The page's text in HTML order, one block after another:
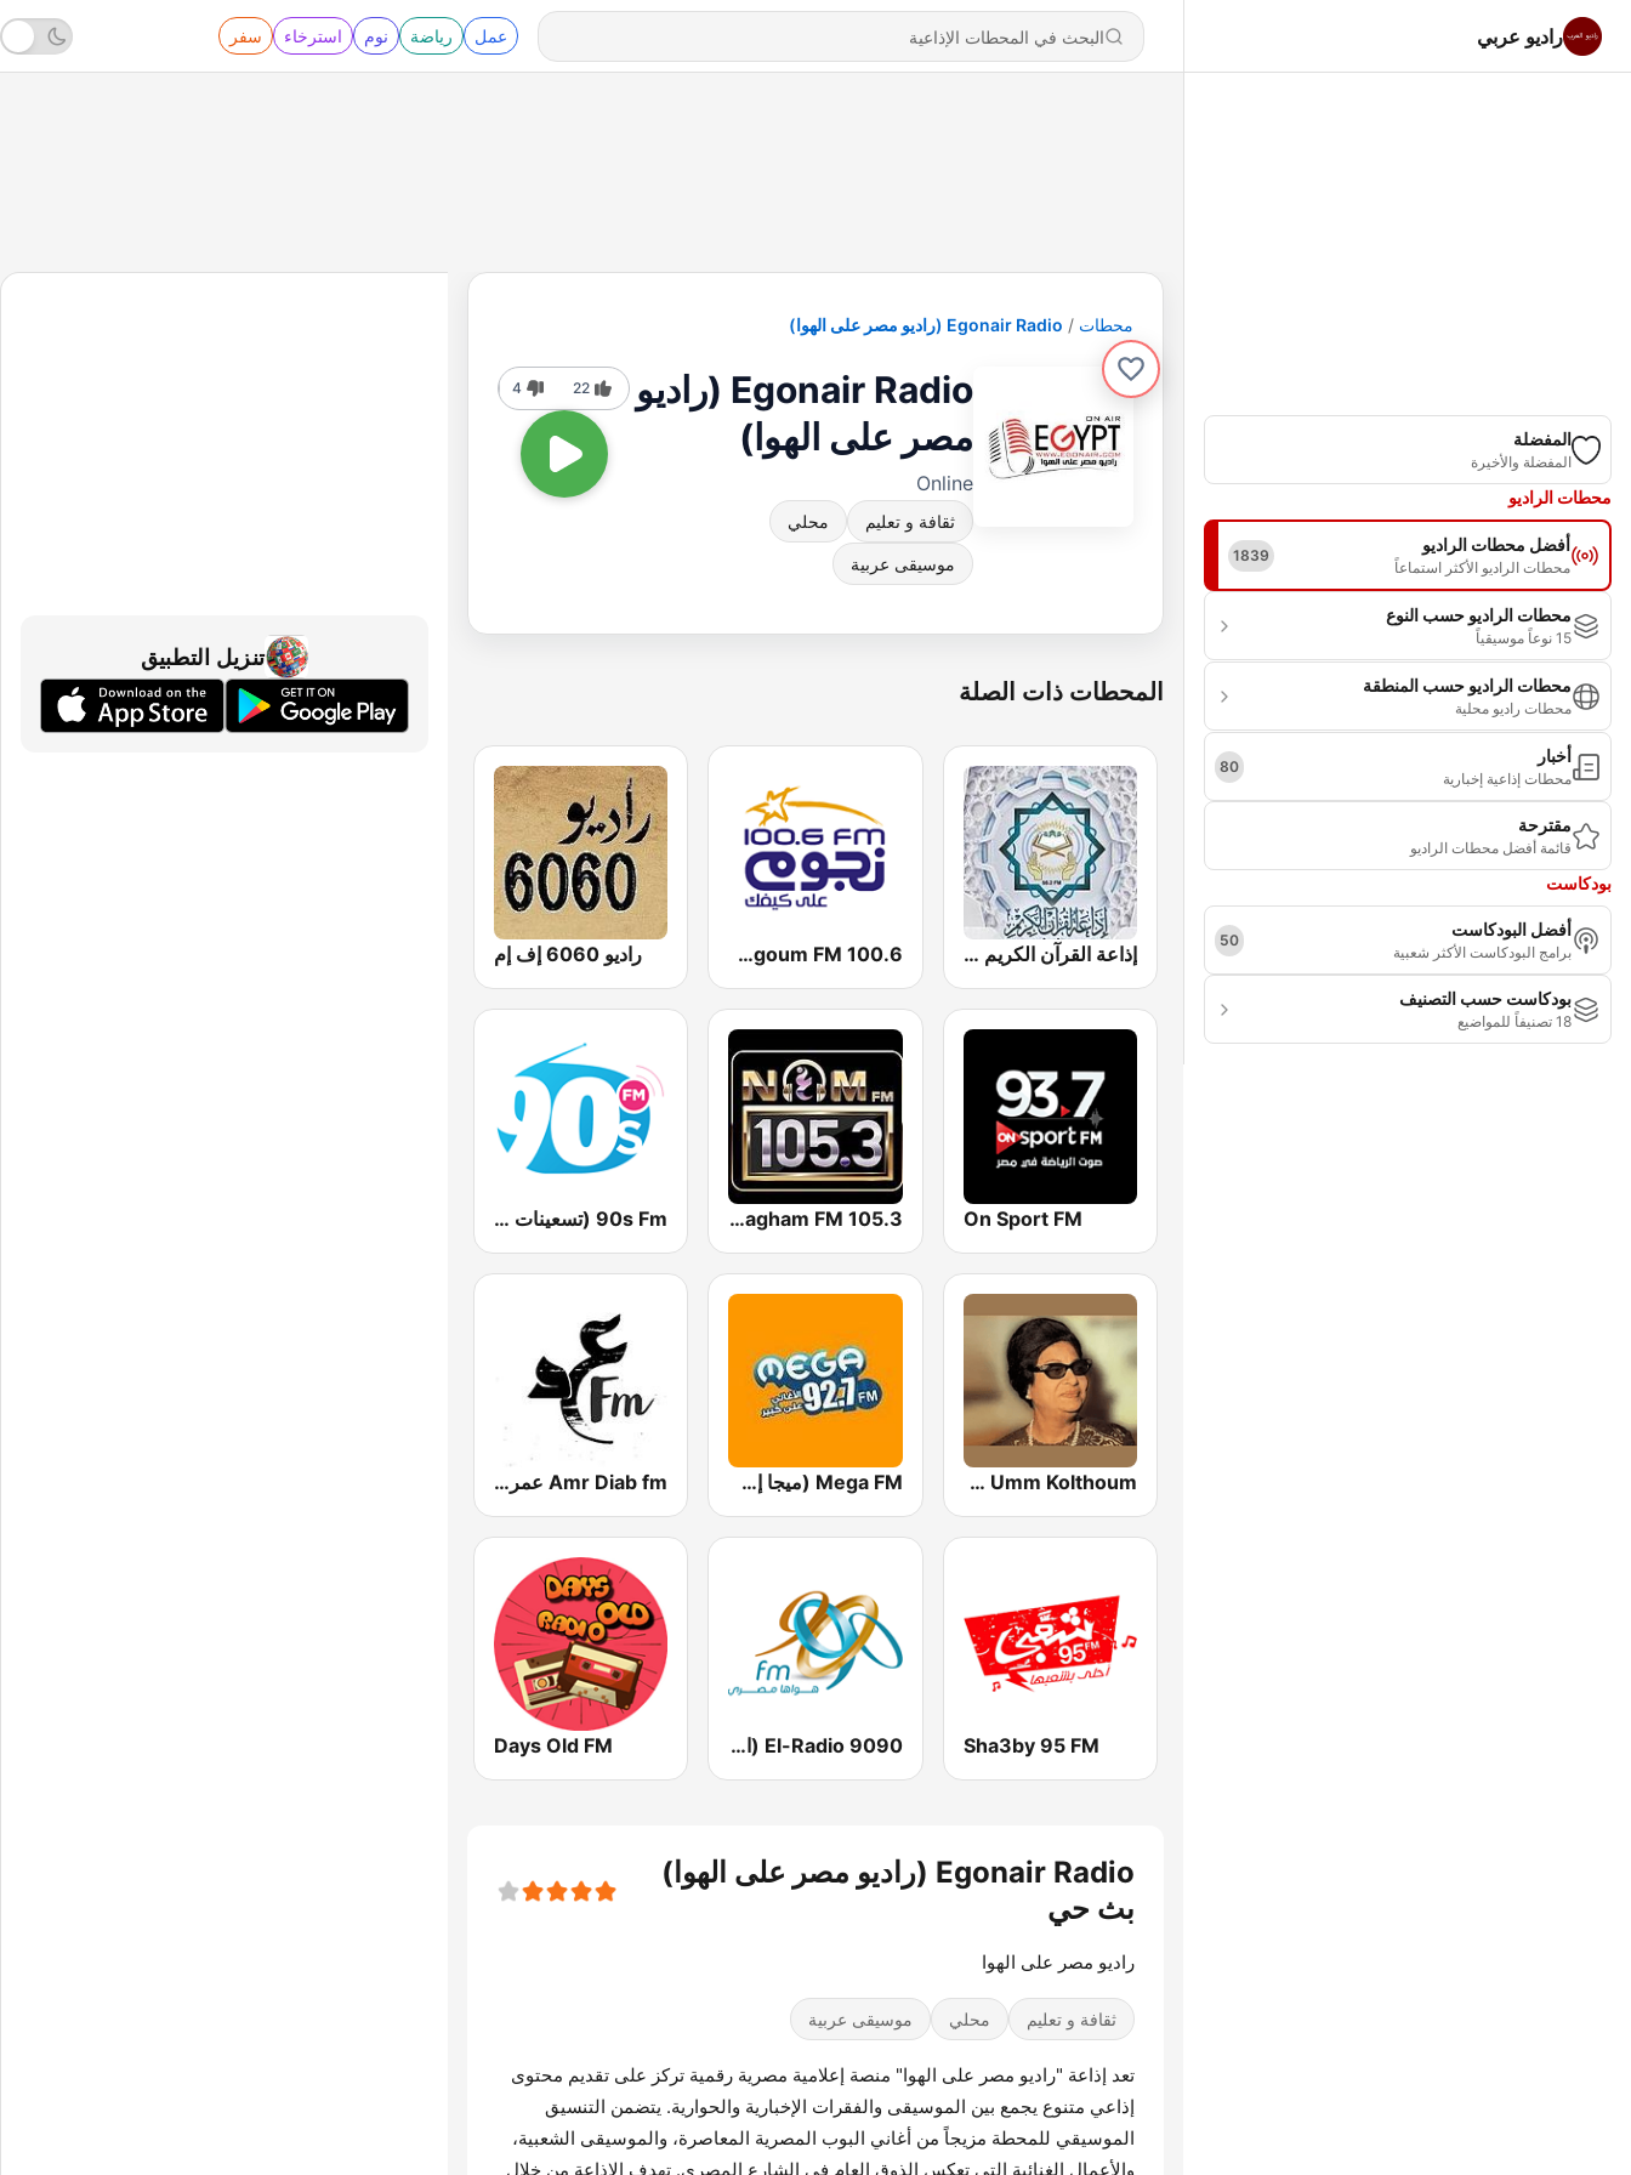
راديو عربي عمل رياضة نوم استرخاء سفر
المفضلة
المفضلة والأخيرة
محطات الراديو
أفضل محطات الراديو
محطات الراديو الأكثر استماعاً
1839
محطات الراديو حسب النوع
15 نوعاً موسيقياً
محطات الراديو حسب المنطقة
محطات راديو محلية
أخبار
محطات إذاعية إخبارية
80
مقترحة
قائمة أفضل محطات الراديو
بودكاست
أفضل البودكاست
برامج البودكاست الأكثر شعبية
50
بودكاست حسب التصنيف
18 تصنيفاً للمواضيع
محطات Egonair Radio (راديو مصر على الهوا)
Egonair Radio (راديو
مصر على الهوا)
Online
ثقافة و تعليم محلي
موسيقى عربية
22
4
المحطات ذات الصلة
إذاعة القرآن الكريم من القاهرة Nogoum FM 100.6 (نجوم فم) راديو 6060 إف إم
On Sport FM Nagham FM 105.3 (نغم إف إم) 90s Fm (تسعينات اف ام)
Umm Kolthoum راديو أم كلثوم Mega FM (ميجا إف إم) Amr Diab fm عمرو دياب
Sha3by 95 FM El-Radio‎ 9090 (الراديو٩٠٩٠) Days Old FM
Egonair Radio (راديو مصر على الهوا)
بث حي
راديو مصر على الهوا
ثقافة و تعليم محلي موسيقى عربية
تعد إذاعة "راديو مصر على الهوا" منصة إعلامية مصرية رقمية تركز على تقديم محتوى
إذاعي متنوع يجمع بين الموسيقى والفقرات الإخبارية والحوارية. يتضمن التنسيق
الموسيقي للمحطة مزيجاً من أغاني البوب المصرية المعاصرة، والموسيقى الشعبية،
والأعمال الغنائية التي تعكس الذوق العام في الشارع المصري. تهدف الإذاعة من خلال
تنزيل التطبيق